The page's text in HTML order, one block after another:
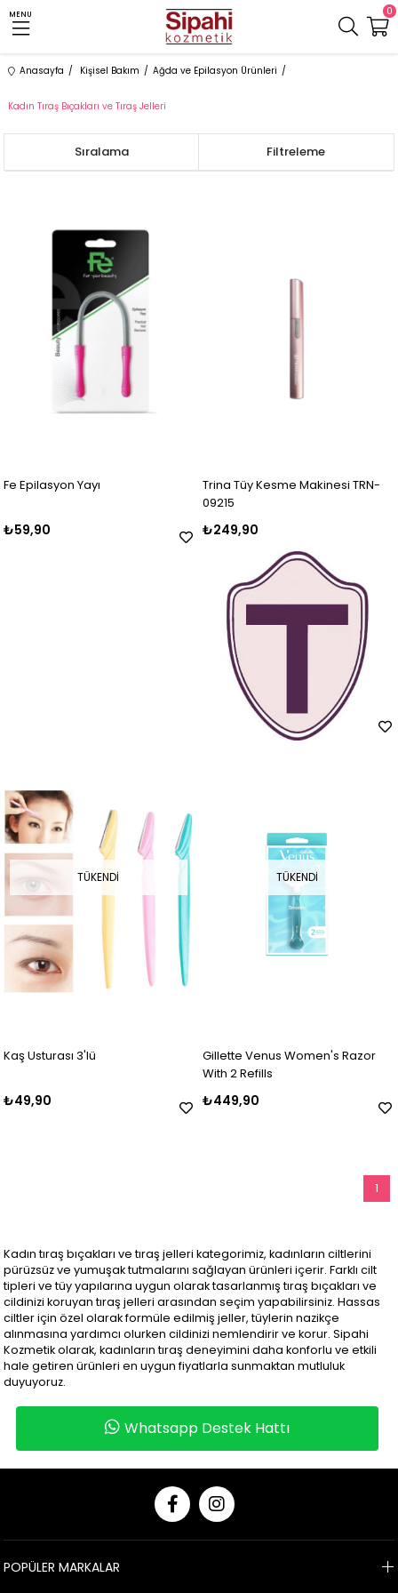
MENU 0
Anasayfa Kişisel Bakım Ağda ve Epilasyon Ürünleri
Kadın Tıraş Bıçakları ve Tıraş Jelleri
Filtreleme
Sıralama
Fe Epilasyon Yayı
₺59,90
Trina Tüy Kesme Makinesi TRN-
09215
₺249,90
TÜKENDI
Kaş Usturası 3'lü
₺49,90
TÜKENDI
Gillette Venus Women's Razor
With 2 Refills
₺449,90
1
Kadın tıraş bıçakları ve tıraş jelleri kategorimiz, kadınların ciltlerini
pürüzsüz ve yumuşak tutmalarını sağlayan ürünleri içerir. Farklı cilt
tipleri ve tüy yapılarına uygun olarak tasarlanmış tıraş bıçakları ve
cildinizi koruyan tıraş jelleri arasından seçim yapabilirsiniz. Hassas
ciltler için özel olarak formüle edilmiş jeller, tüylerin nazikçe
alınmasına yardımcı olurken cildinizi nemlendirir ve korur. Sipahi
Kozmetik olarak, kadınların tıraş deneyimini daha konforlu ve etkili
hale getiren ürünleri en uygun fiyatlarla sunmaktan mutluluk
duyuyoruz.
Whatsapp Destek Hattı
POPÜLER MARKALAR